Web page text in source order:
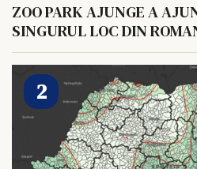
ZOO PARK AJUNGE A
SINGURUL LOC DIN
HRANI UN ELEFANT